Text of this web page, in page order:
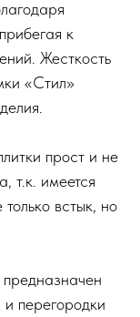
к
Жесткость
«Стил»
прост и не
т.к. имеется
встык, но
и перегородки